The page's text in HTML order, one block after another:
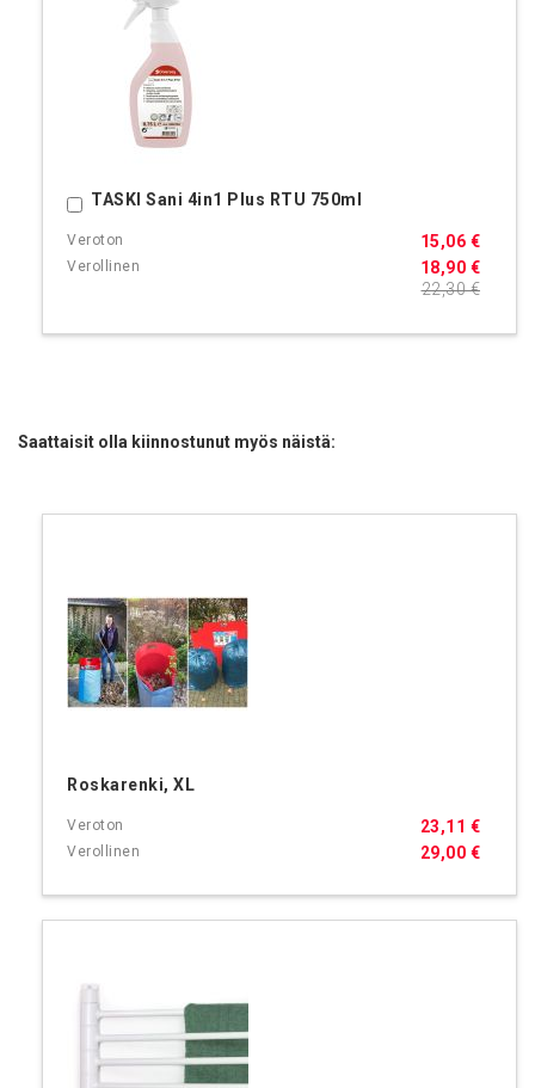
TASKI Sani 4in1 Plus RTU 750ml
18,90 €
15,06 €
22,30 €
Ostoskoriin
Saattaisit olla kiinnostunut myös näistä:
Roskarenki, XL
29,00 €
23,11 €